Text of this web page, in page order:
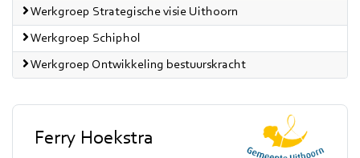
Werkgroep Strategische visie Uithoorn
Werkgroep Schiphol
Werkgroep Ontwikkeling bestuurskracht
Ferry Hoekstra